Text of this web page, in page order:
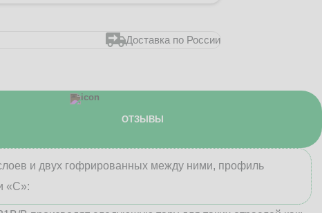
Доставка по России
ОТЗЫВЫ
и двух гофрированных между ними, профиль
«С»: